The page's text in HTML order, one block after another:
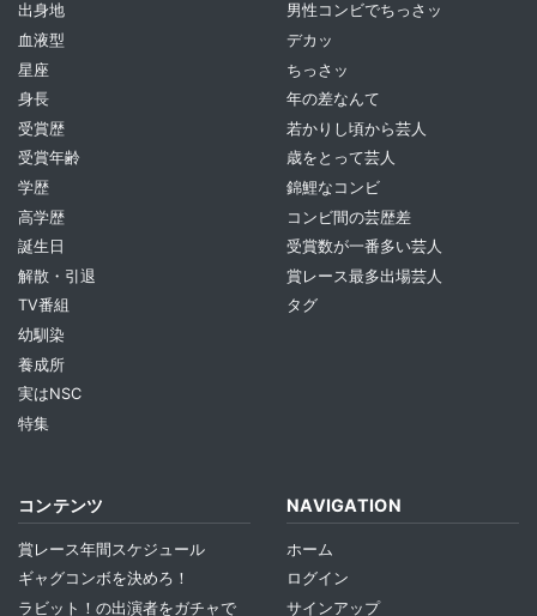
出身地
血液型
星座
身長
受賞歴
受賞年齢
学歴
高学歴
誕生日
解散・引退
TV番組
幼馴染
養成所
実はNSC
特集
男性コンビでちっさッ
デカッ
ちっさッ
年の差なんて
若かりし頃から芸人
歳をとって芸人
錦鯉なコンビ
コンビ間の芸歴差
受賞数が一番多い芸人
賞レース最多出場芸人
タグ
コンテンツ
賞レース年間スケジュール
ギャグコンボを決めろ！
ラビット！の出演者をガチャで
NAVIGATION
ホーム
ログイン
サインアップ